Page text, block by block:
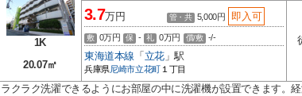
1K
20.07㎡
3.7万円 管・共 5,000円 即入可
敷 0万円 保 - 礼 0万円 償/敷 -/-
東海道本線 「 立花」駅
兵庫県尼崎市立花町 １丁目
ラクラク洗濯できるようにお部屋の中に洗濯機が設置できます。